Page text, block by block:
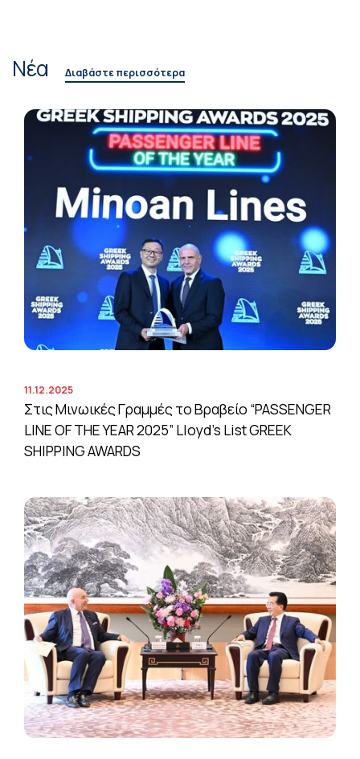
Νέα Διαβάστε περισσότερα
11.12.2025
Στις Μινωικές Γραμμές το Βραβείο “PASSENGER
LINE OF THE YEAR 2025” Lloyd’s List GREEK
SHIPPING AWARDS